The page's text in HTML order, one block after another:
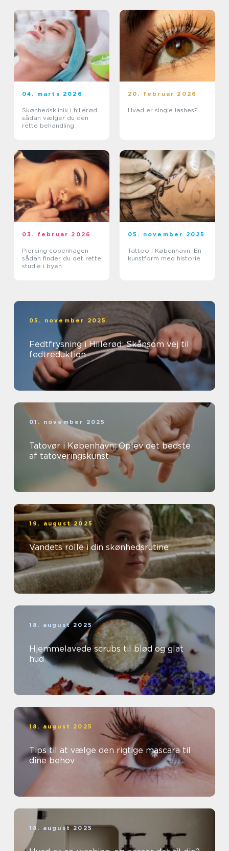
04. marts 2026
Skønhedsklinik i hillerød
sådan vælger du den
rette behandling
20. februar 2026
Hvad er single lashes?
03. februar 2026
Piercing copenhagen
sådan finder du det rette
studie i byen
05. november 2025
Tattoo i København: En
kunstform med historie
05. november 2025
Fedtfrysning i Hillerød: Skånsom vej til
fedtreduktion
01. november 2025
Tatovør i København: Oplev det bedste
af tatoveringskunst
19. august 2025
Vandets rolle i din skønhedsrutine
18. august 2025
Hjemmelavede scrubs til blød og glat
hud
18. august 2025
Tips til at vælge den rigtige mascara til
dine behov
18. august 2025